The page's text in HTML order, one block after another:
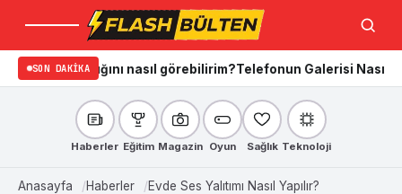
Menü Ara
SON DAKIKA
nasıl görebilirim?Telefonun Galerisi Nasıl Temizlenir?
Haberler Eğitim Magazin Oyun Sağlık Teknoloji
Anasayfa Haberler Evde Ses Yalıtımı Nasıl Yapılır?